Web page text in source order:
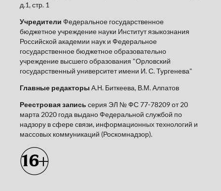
д.1, стр. 1
Учредители Федеральное государственное
бюджетное учреждение науки Институт языкознания
Российской академии наук и Федеральное
государственное бюджетное образовательно
учреждение высшего образования "Орловский
государственный университет имени И. С. Тургенева"
Главные редакторы А.Н. Биткеева, В.М. Алпатов
Реестровая запись серия ЭЛ № ФС 77-78209 от 20
марта 2020 года выдано Федеральной службой по
надзору в сфере связи, информационных технологий и
массовых коммуникаций (Роскомнадзор).